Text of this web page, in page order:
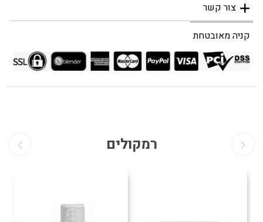
צור קשר
קניה מאובטחת
רמקולים